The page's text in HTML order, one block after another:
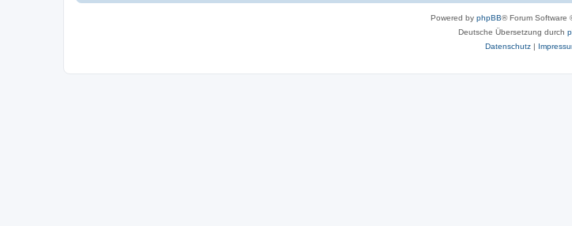
Powered by phpBB® Forum Software
Deutsche Übersetzung durch
Datenschutz|